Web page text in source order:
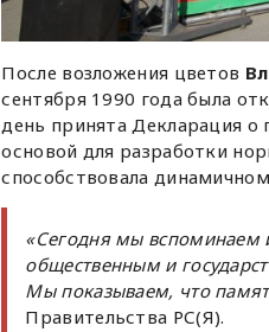
После возложения цветов
сентября 1990 года была
день принята Декларация о
основой для разработки
способствовала
«Сегодня мы
общественным и
Мы показываем, что
Правительства РС(Я).